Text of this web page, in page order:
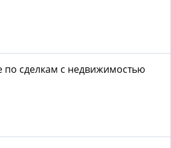
по сделкам с недвижимостью